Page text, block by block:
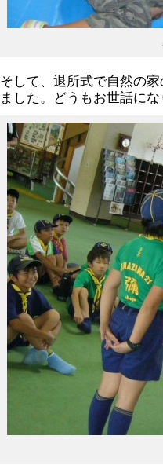
そして、退所式で自然の
ました。どうもお世話に